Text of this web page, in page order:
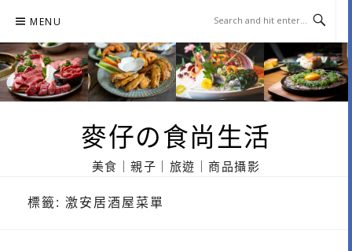
content
MENU
麥仔の食尚生活
美食｜親子｜旅遊｜商品攝影
標籤: 激安居酒屋菜單